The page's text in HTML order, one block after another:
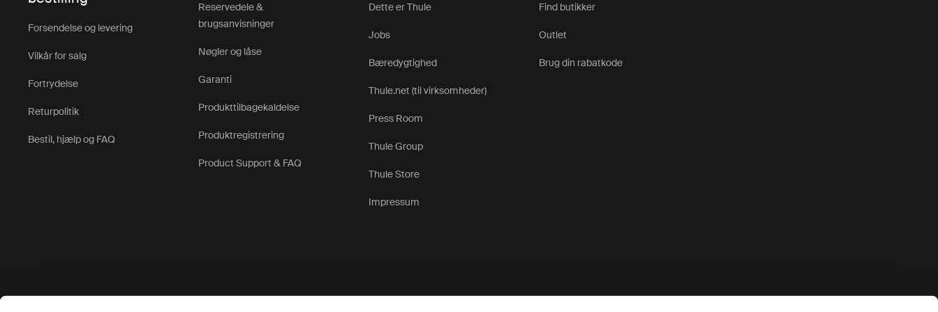
Forsendelse og levering
Vilkår for salg
Fortrydelse
Returpolitik
Bestil, hjælp og FAQ
Reservedele &
brugsanvisninger
Nøgler og låse
Garanti
Produkttilbagekaldelse
Produktregistrering
Product Support & FAQ
Dette er Thule
Jobs
Bæredygtighed
Thule.net (til virksomheder)
Press Room
Thule Group
Thule Store
Impressum
Find butikker
Outlet
Brug din rabatkode